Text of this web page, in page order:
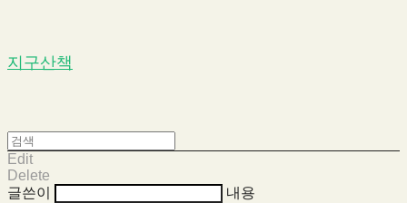
지구산책
Edit
Delete
글쓴이
내용